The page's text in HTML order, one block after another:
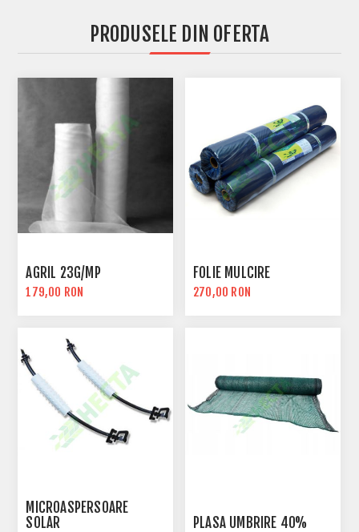
PRODUSELE DIN OFERTA
AGRIL 23G/MP
179,00 RON
FOLIE MULCIRE
270,00 RON
MICROASPERSOARE
SOLAR
PLASA UMBRIRE 40%